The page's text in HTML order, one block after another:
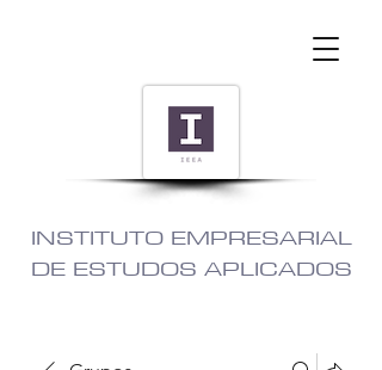
INSTITUTO EMPRESARIAL
DE ESTUDOS APLICADOS